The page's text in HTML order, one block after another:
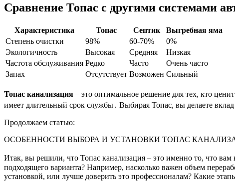
Сравнение Топас с другими системами
Характеристика Топас Септик
Выгребная яма
Степень очистки
98% 60-70%
0%
Экологичность
Высокая Средняя
Низкая
Частота обслуживания Редко Часто
Очень часто
Запах
Отсутствует Возможен Сильный
Топас канализация – это оптимальное решение для тех, кто
имеет длительный срок службы․ Выбирая Топас, вы делаете
Продолжаем статью:
ОСОБЕННОСТИ ВЫБОРА И УСТАНОВКИ ТОПАС
Итак, вы решили, что Топас канализация – это именно то, что
подходящего варианта? Например, насколько важен объем
установкой, или лучше доверить это профессионалам? Какие